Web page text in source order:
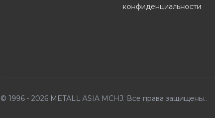
конфиденциальности
© 1996 - 2026 METALL ASIA MCHJ. Все права защищены..